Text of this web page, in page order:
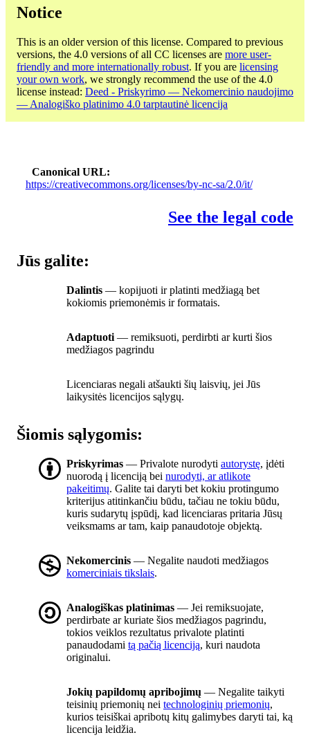
Notice
This is an older version of this license. Compared to previous
versions, the 4.0 versions of all CC licenses are more user-
friendly and more internationally robust. If you are licensing
your own work, we strongly recommend the use of the 4.0
license instead: Deed - Priskyrimo — Nekomercinio naudojimo
— Analogiško platinimo 4.0 tarptautinė licencija
Canonical URL
https://creativecommons.org/licenses/by-nc-sa/2.0/it/
See the legal code
Jūs galite:
Dalintis — kopijuoti ir platinti medžiagą bet
kokiomis priemonėmis ir formatais.
Adaptuoti — remiksuoti, perdirbti ar kurti šios
medžiagos pagrindu
Licenciaras negali atšaukti šių laisvių, jei Jūs
laikysitės licencijos sąlygų.
Šiomis sąlygomis:
Priskyrimas — Privalote nurodyti autorystę, įdėti
nuorodą į licenciją bei nurodyti, ar atlikote
pakeitimų. Galite tai daryti bet kokiu protingumo
kriterijus atitinkančiu būdu, tačiau ne tokiu būdu,
kuris sudarytų įspūdį, kad licenciaras pritaria Jūsų
veiksmams ar tam, kaip panaudotoje objektą.
Nekomercinis — Negalite naudoti medžiagos
komerciniais tikslais.
Analogiškas platinimas — Jei remiksuojate,
perdirbate ar kuriate šios medžiagos pagrindu,
tokios veiklos rezultatus privalote platinti
panaudodami tą pačią licenciją, kuri naudota
originalui.
Jokių papildomų apribojimų — Negalite taikyti
teisinių priemonių nei technologinių priemonių,
kurios teisiškai apribotų kitų galimybes daryti tai, ką
licencija leidžia.